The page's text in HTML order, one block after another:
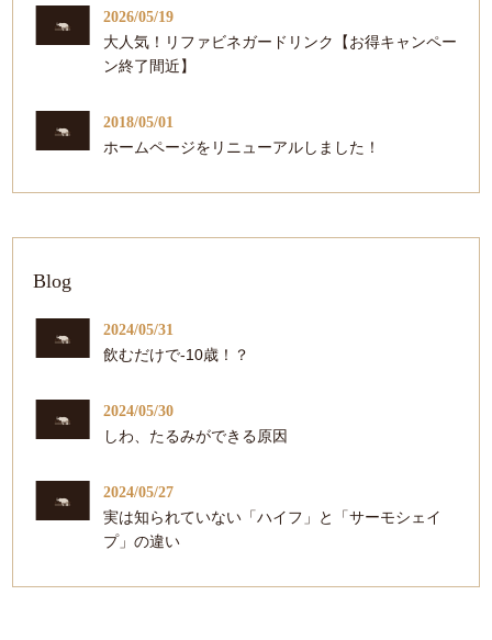
2026/05/19
大人気！リファビネガードリンク【お得キャンペー
ン終了間近】
2018/05/01
ホームページをリニューアルしました！
Blog
2024/05/31
飲むだけで-10歳！？
2024/05/30
しわ、たるみができる原因
2024/05/27
実は知られていない「ハイフ」と「サーモシェイ
プ」の違い